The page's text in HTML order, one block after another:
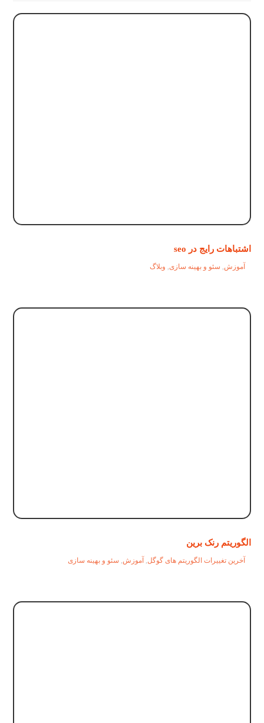
اشتباهات رایج در seo
آموزش سئو و بهینه سازی وبلاگ
الگوریتم رنک برین
آخرین تغییرات الگوریتم های گوگل, آموزش, سئو و بهینه سازی